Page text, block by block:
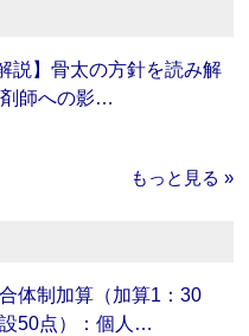
説】骨太の方針を読み解
剤師への影…
もっと見る »
体制加算（加算1：30
50点）：個人…